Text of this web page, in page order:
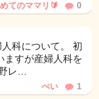
てのママリ🔰 0
科について。 初
ますが産婦人科を
レ…
ぺい 1